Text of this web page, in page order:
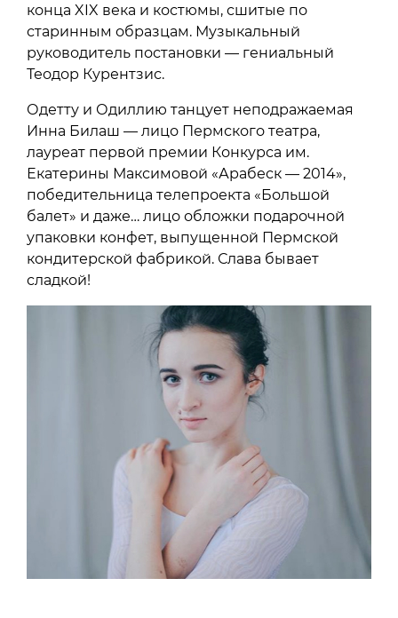
конца XIX века и костюмы, сшитые по
старинным образцам. Музыкальный
руководитель постановки — гениальный
Теодор Курентзис.
Одетту и Одиллию танцует неподражаемая
Инна Билаш — лицо Пермского театра,
лауреат первой премии Конкурса им.
Екатерины Максимовой «Арабеск — 2014»,
победительница телепроекта «Большой
балет» и даже… лицо обложки подарочной
упаковки конфет, выпущенной Пермской
кондитерской фабрикой. Слава бывает
сладкой!